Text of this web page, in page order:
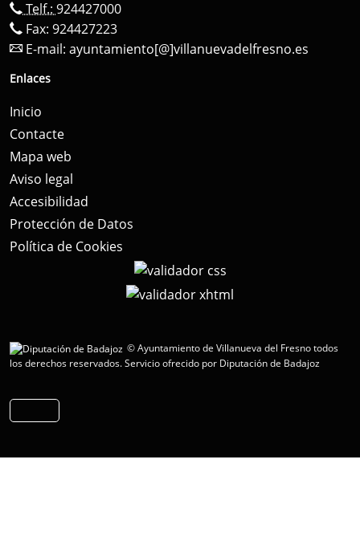
Telf.: 924427000
Fax: 924427223
E-mail: ayuntamiento[@]villanuevadelfresno.es
Enlaces
Inicio
Contacte
Mapa web
Aviso legal
Accesibilidad
Protección de Datos
Política de Cookies
© Ayuntamiento de Villanueva del Fresno todos
los derechos reservados.Servicio ofrecido por Diputación de Badajoz